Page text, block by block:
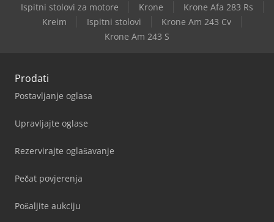
Ispitni stolovi za motore Krone
Krone Afa 283 Rs
Kreim
Ispitni stolovi
Krone Am 243 Cv
Krone Am 243 S
Prodati
Postavljanje oglasa
Upravljajte oglase
Rezervirajte oglašavanje
Pečat povjerenja
Pošaljite aukciju